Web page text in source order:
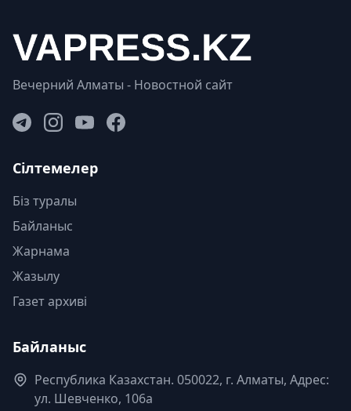
Вечерний Алматы - Новостной сайт
Сілтемелер
Біз туралы
Байланыс
Жарнама
Жазылу
Газет архиві
Байланыс
Республика Казахстан. 050022, г. Алматы, Адрес:
ул. Шевченко, 106а